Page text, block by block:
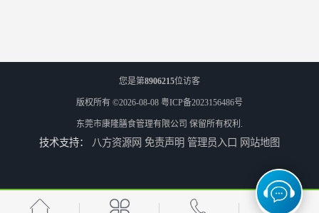
您是第8906215位访客
版权所有 ©2026-08-08 粤ICP备2023156486号
东莞市康隆膳食管理有限公司 保留所有权利.
技术支持： 八方资源网 免责声明 管理员入口 网站地图